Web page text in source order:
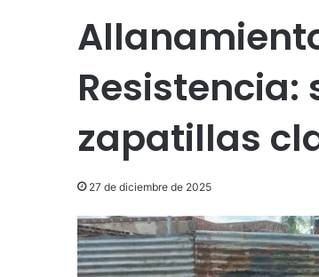
zapatillas
27 de diciembre de 2025